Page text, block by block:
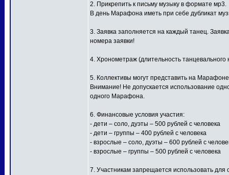
2. Прикрепить к письму музыку в формате мр3.
В день Марафона иметь при себе дубликат
3. Заявка заполняется на каждый танец.
номера заявки!
4. Хронометраж (длительность танцевального
5. Коллективы могут представить на
Внимание! Не допускается использование
одного Марафона.
6. Финансовые условия участия:
- дети – соло, дуэты – 500 рублей с человека
- дети – группы – 400 рублей с человека
- взрослые – соло, дуэты – 600 рублей с
- взрослые – группы – 500 рублей с человека
7. Участникам запрещается использовать